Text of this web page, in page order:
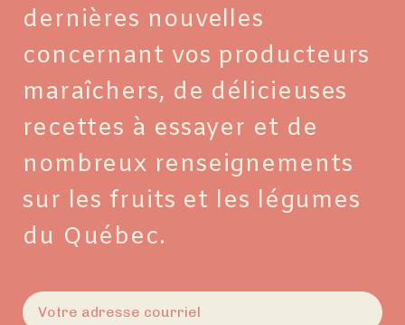
dernières nouvelles
concernant vos producteurs
maraîchers, de délicieuses
recettes à essayer et de
nombreux renseignements
sur les fruits et les légumes
du Québec.
E-
mail(Nécessaire)